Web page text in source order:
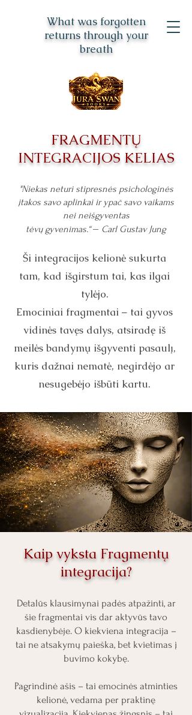
What was forgotten
returns through your
breath
FRAGMENTŲ
INTEGRACIJOS KELIAS
"Niekas neturi stipresnės psichologinės
įtakos savo aplinkai ir ypač savo vaikams
nei neišgyventas
tėvų gyvenimas.“– Carl Gustav Jung
Ši integracijos kelionė sukurta
tam, kad išgirstum tai, kas ilgai
tylėjo.
Emociniai fragmentai – tai gyvos
vidinės tavęs dalys, atsiradę iš
meilės bandymų išgyventi pasaulį,
kuris dažnai nematė, negirdėjo ar
nesugebėjo išbūti kartu.
Kaip vyksta Fragmentų
integracija?
Detalūs klausimynai padės atpažinti, ar
šie fragmentai vis dar aktyvūs tavo
kasdienybėje. O kiekviena integracija –
tai ne atsakymų paieška, bet kvietimas į
buvimo kokybę.
Pagrindinė ašis – tai emocinės atminties
kelionė, vedama per praktinę